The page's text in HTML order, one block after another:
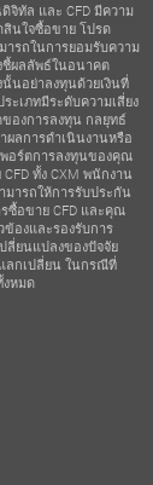
จิทัล และ CFD มีความ
นใจซื้อขาย โปรด
รถในการยอมรับความ
ชี้ผลลัพธ์ในอนาคต
นอย่าลงทุนด้วยเงินที่
เภทมีระดับความเสี่ยง
องการลงทุน กลยุทธ์
ลการดำเนินงานหรือ
อร์ตการลงทุนของคุณ
ทั้ง CXM พนักงาน
ารถให้การรับประกัน
ซื้อขาย CFD และคุณ
ข้องและรองรับการ
ลี่ยนแปลงของปัจจัย
ลกเปลี่ยน ในกรณีที่
งหมด